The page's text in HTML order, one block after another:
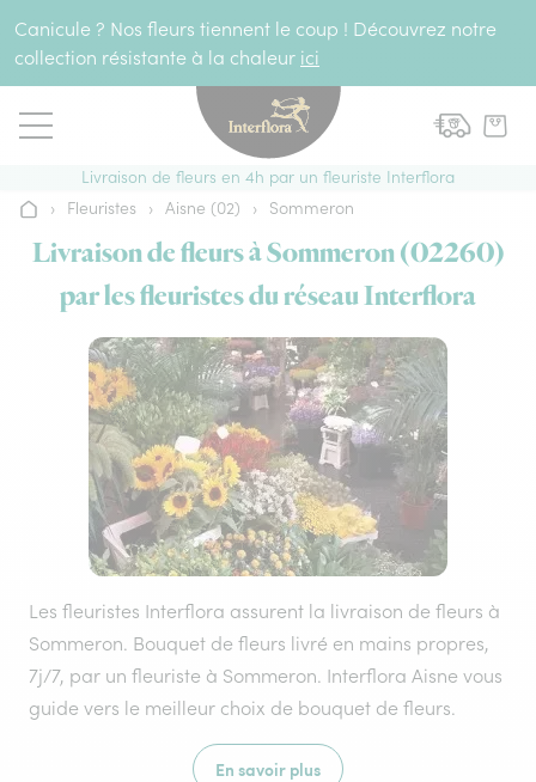
Canicule ? Nos fleurs tiennent le coup ! Découvrez notre
collection résistante à la chaleur ici
Livraison de fleurs en 4h par un fleuriste Interflora
Accueil
› Fleuristes › Aisne (02) › Sommeron
Livraison de fleurs à Sommeron (02260)
par les fleuristes du réseau Interflora
Les fleuristes Interflora assurent la livraison de fleurs à
Sommeron. Bouquet de fleurs livré en mains propres,
7j/7, par un fleuriste à Sommeron. Interflora Aisne vous
guide vers le meilleur choix de bouquet de fleurs.
En savoir plus